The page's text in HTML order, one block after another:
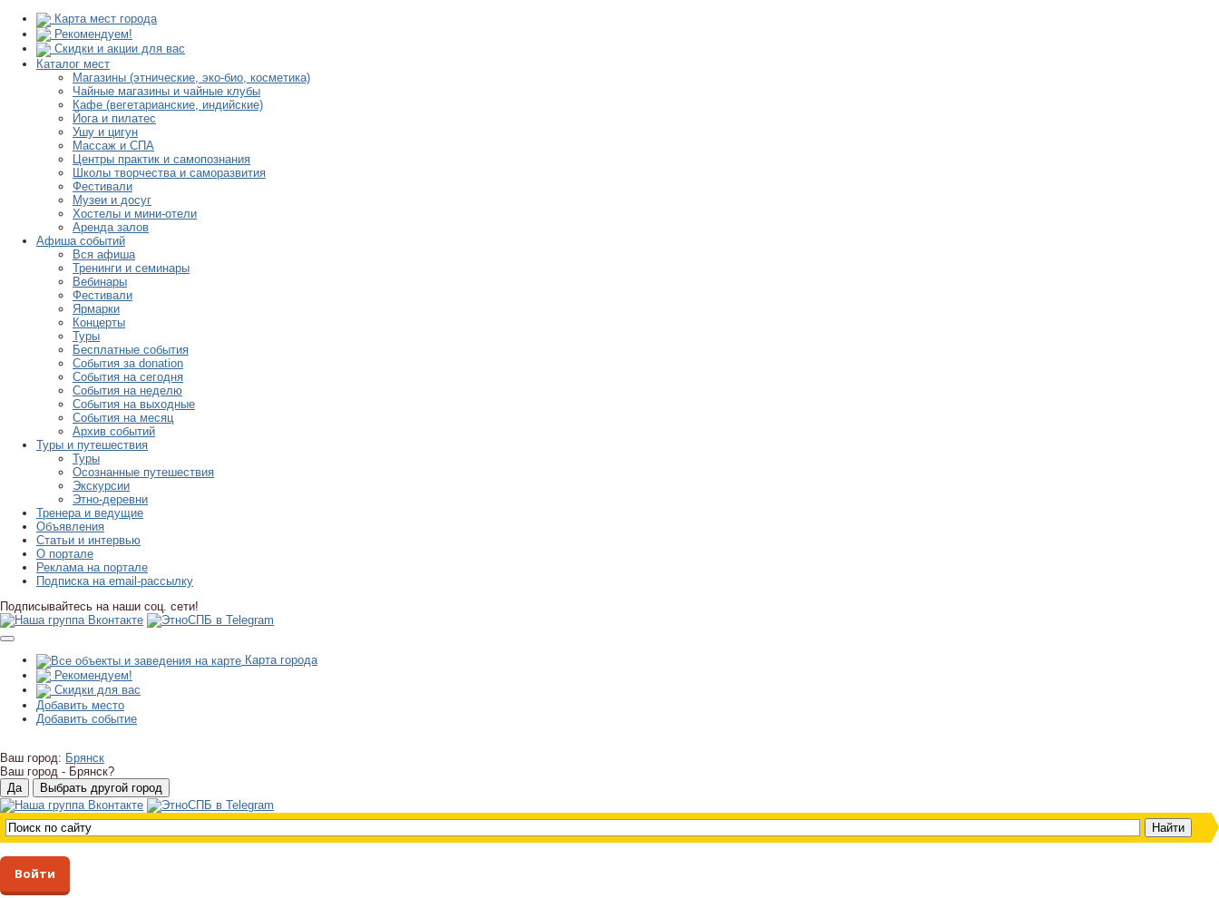
Карта мест города
Рекомендуем!
Скидки и акции для вас
Каталог мест
Магазины (этнические, эко-био, косметика)
Чайные магазины и чайные клубы
Кафе (вегетарианские, индийские)
Йога и пилатес
Ушу и цигун
Массаж и СПА
Центры практик и самопознания
Школы творчества и саморазвития
Фестивали
Музеи и досуг
Хостелы и мини-отели
Аренда залов
Афиша событий
Вся афиша
Тренинги и семинары
Вебинары
Фестивали
Ярмарки
Концерты
Туры
Бесплатные события
События за donation
События на сегодня
События на неделю
События на выходные
События на месяц
Архив событий
Туры и путешествия
Туры
Осознанные путешествия
Экскурсии
Этно-деревни
Тренера и ведущие
Объявления
Статьи и интервью
О портале
Реклама на портале
Подписка на email-рассылку
Подписывайтесь на наши соц. сети!
Карта города
Рекомендуем!
Скидки для вас
Добавить место
Добавить событие
Ваш город: Брянск
Ваш город - Брянск?
Войти